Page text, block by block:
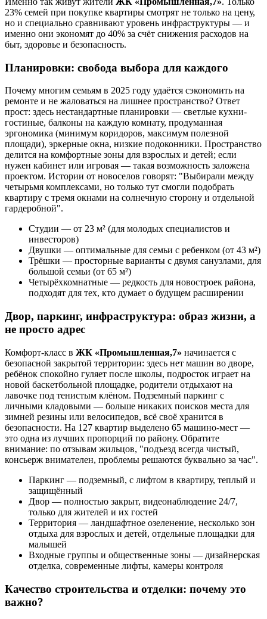
23% семей при покупке квартиры смотрят не только на цену,
но и специально сравнивают уровень инфраструктуры — и
именно они экономят до 40% за счёт снижения расходов на
быт, здоровье и безопасность.
Планировки: свобода выбора для каждого
Почему многим семьям в 2025 году удаётся сэкономить на
ремонте и не жаловаться на лишнее пространство? Ответ
прост: здесь нестандартные планировки — светлые кухни-
гостиные, балконы на каждую комнату, продуманная
эргономика (минимум коридоров, максимум полезной
площади), эркерные окна, низкие подоконники. Пространство
делится на комфортные зоны для взрослых и детей; если
нужен кабинет или игровая — такая возможность заложена
проектом. Истории от новоселов говорят: "Выбирали между
четырьмя комплексами, но только тут смогли подобрать
квартиру с тремя окнами на солнечную сторону и отдельной
гардеробной".
Студии — от 23 м² (для молодых специалистов и
инвесторов)
Двушки — оптимальные для семьи с ребенком (от 43 м²)
Трёшки — просторные варианты с двумя санузлами, для
большой семьи (от 65 м²)
Четырёхкомнатные — редкость для новостроек района,
подходят для тех, кто думает о будущем расширении
Двор, паркинг, инфраструктура: образ жизни, а
не просто адрес
Комфорт-класс в ЖК «Промышленная,7» начинается с
безопасной закрытой территории: здесь нет машин во дворе,
ребёнок спокойно гуляет после школы, подросток играет на
новой баскетбольной площадке, родители отдыхают на
лавочке под тенистым клёном. Подземный паркинг с
личными кладовыми — больше никаких поисков места для
зимней резины или велосипедов, всё своё хранится в
безопасности. На 127 квартир выделено 65 машино-мест —
это одна из лучших пропорций по району. Обратите
внимание: по отзывам жильцов, "подъезд всегда чистый,
консьерж внимателен, проблемы решаются буквально за час".
Паркинг — подземный, с лифтом в квартиру, теплый и
защищённый
Двор — полностью закрыт, видеонаблюдение 24/7,
только для жителей и их гостей
Территория — ландшафтное озеленение, несколько зон
отдыха для взрослых и детей, отдельные площадки для
малышей
Входные группы и общественные зоны — дизайнерская
отделка, современные лифты, камеры контроля
Качество строительства и отделки: почему это
важно?